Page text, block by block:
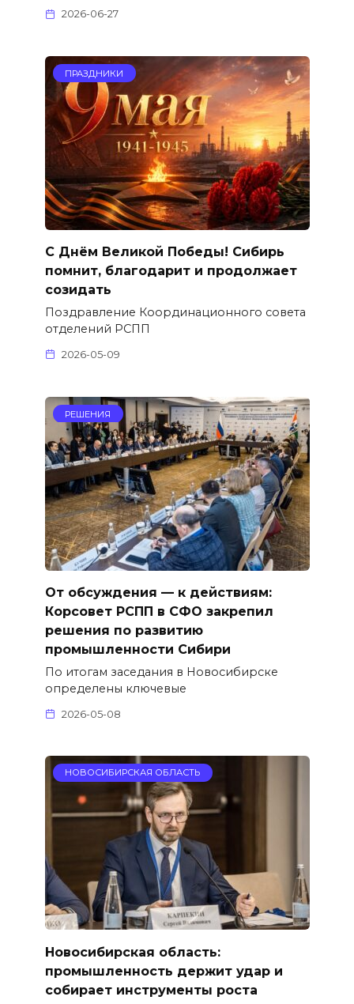
2026-06-27
ПРАЗДНИКИ
С Днём Великой Победы! Сибирь
помнит, благодарит и продолжает
созидать
Поздравление Координационного совета
отделений РСПП
2026-05-09
РЕШЕНИЯ
От обсуждения — к действиям:
Корсовет РСПП в СФО закрепил
решения по развитию
промышленности Сибири
По итогам заседания в Новосибирске
определены ключевые
2026-05-08
НОВОСИБИРСКАЯ ОБЛАСТЬ
Новосибирская область:
промышленность держит удар и
собирает инструменты роста